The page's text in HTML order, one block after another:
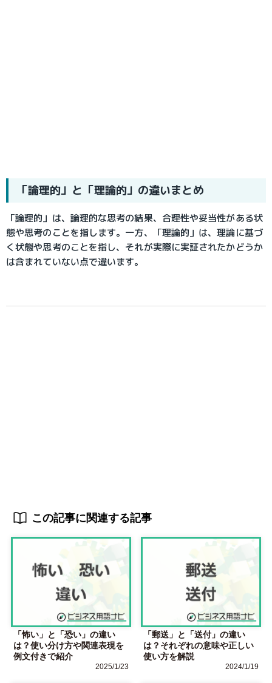
「論理的」と「理論的」の違いまとめ
「論理的」は、論理的な思考の結果、合理性や妥当性がある状
態や思考のことを指します。一方、「理論的」は、理論に基づ
く状態や思考のことを指し、それが実際に実証されたかどうか
は含まれていない点で違います。
この記事に関連する記事
「怖い」と「恐い」の違い
は？使い分け方や関連表現を
例文付きで紹介
2025/1/23
「郵送」と「送付」の違い
は？それぞれの意味や正しい
使い方を解説
2024/1/19